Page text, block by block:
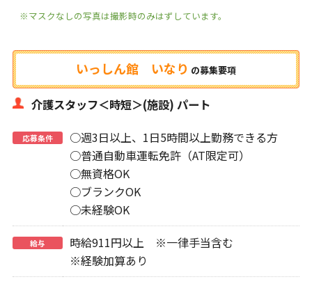
※マスクなしの写真は撮影時のみはずしています。
いっしん館 いなり の募集要項
介護スタッフ＜時短＞(施設) パート
応募条件
○週3日以上、1日5時間以上勤務できる方
○普通自動車運転免許（AT限定可）
○無資格OK
○ブランクOK
○未経験OK
給与
時給911円以上 ※一律手当含む
※経験加算あり